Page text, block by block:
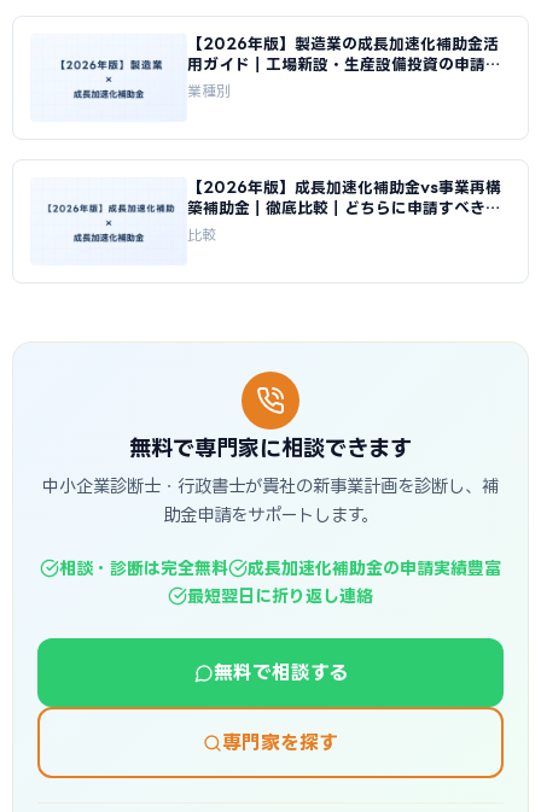
【2026年版】製造業の成長加速化補助金活
用ガイド｜工場新設・生産設備投資の申請戦
略｜成長加速化補助金ナビ
業種別
【2026年版】成長加速化補助金vs事業再構
築補助金｜徹底比較｜どちらに申請すべきか
｜成長加速化補助金ナビ
比較
無料で専門家に相談できます
中小企業診断士・行政書士が貴社の新事業計画を診断し、補
助金申請をサポートします。
相談・診断は完全無料
成長加速化補助金の申請実績豊富
最短翌日に折り返し連絡
無料で相談する
専門家を探す